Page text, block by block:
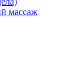
массаж